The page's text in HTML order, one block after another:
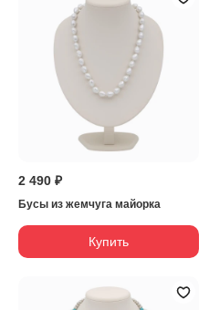
2 490 ₽
Бусы из жемчуга майорка
Купить